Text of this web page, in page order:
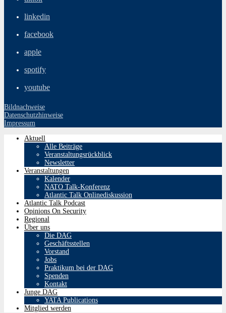
linkedin
facebook
apple
spotify
youtube
Bildnachweise
Datenschutzhinweise
Impressum
Aktuell
Alle Beiträge
Veranstaltungsrückblick
Newsletter
Veranstaltungen
Kalender
NATO Talk-Konferenz
Atlantic Talk Onlinediskussion
Atlantic Talk Podcast
Opinions On Security
Regional
Über uns
Die DAG
Geschäftsstellen
Vorstand
Jobs
Praktikum bei der DAG
Spenden
Kontakt
Junge DAG
YATA Publications
Mitglied werden